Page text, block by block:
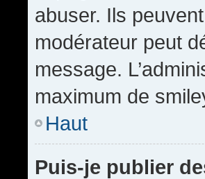
abuser. Ils
modérateur peut
message.
maximum de
Haut
Puis-je publier